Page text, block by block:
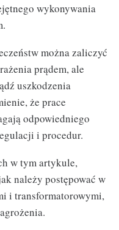
wykonywania
można zaliczyć
prądem, ale
uszkodzenia
że prace
odpowiedniego
i procedur.
w tym artykule,
należy postępować w
i transformatorowymi,